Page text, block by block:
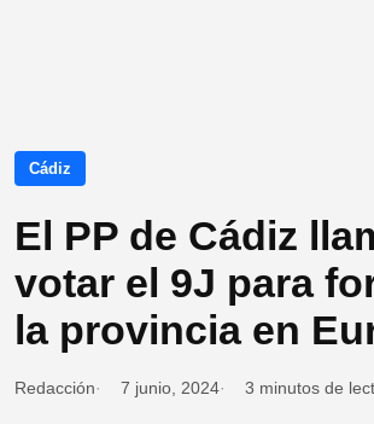
Cádiz
El PP de Cádiz
votar el 9J para
la provincia en
Redacción 7 junio, 2024 3 minutos de